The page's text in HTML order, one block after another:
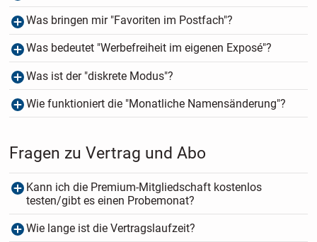
Was bringen mir "Favoriten im Postfach"?
Was bedeutet "Werbefreiheit im eigenen Exposé"?
Was ist der "diskrete Modus"?
Wie funktioniert die "Monatliche Namensänderung"?
Fragen zu Vertrag und Abo
Kann ich die Premium-Mitgliedschaft kostenlos
testen/gibt es einen Probemonat?
Wie lange ist die Vertragslaufzeit?